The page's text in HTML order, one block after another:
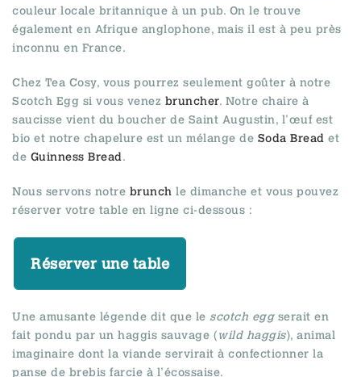
couleur locale britannique à un pub. On le trouve
également en Afrique anglophone, mais il est à peu près
inconnu en France.
Chez Tea Cosy, vous pourrez seulement goûter à notre
Scotch Egg si vous venez bruncher. Notre chaire à
saucisse vient du boucher de Saint Augustin, l’œuf est
bio et notre chapelure est un mélange de Soda Bread et
de Guinness Bread.
Nous servons notre brunch le dimanche et vous pouvez
réserver votre table en ligne ci-dessous :
Réserver une table
Une amusante légende dit que le scotch eggserait en
fait pondu par un haggis sauvage (wild haggis), animal
imaginaire dont la viande servirait à confectionner la
panse de brebis farcie à l’écossaise.